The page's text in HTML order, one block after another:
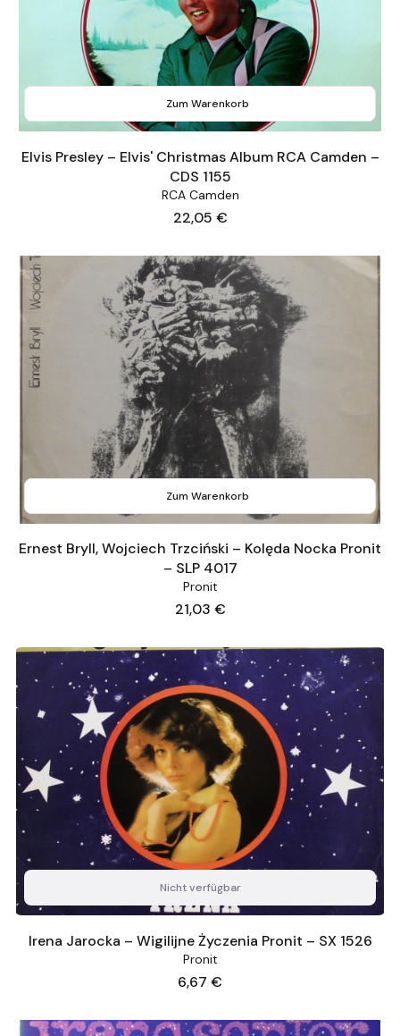
Zum Warenkorb
Elvis Presley – Elvis' Christmas Album RCA Camden –
CDS 1155
RCA Camden
Preis
22,05 €
Zum Warenkorb
Ernest Bryll, Wojciech Trzciński – Kolęda Nocka Pronit
– SLP 4017
Pronit
Preis
21,03 €
Nicht verfügbar
Irena Jarocka – Wigilijne Życzenia Pronit – SX 1526
Pronit
Preis
6,67 €